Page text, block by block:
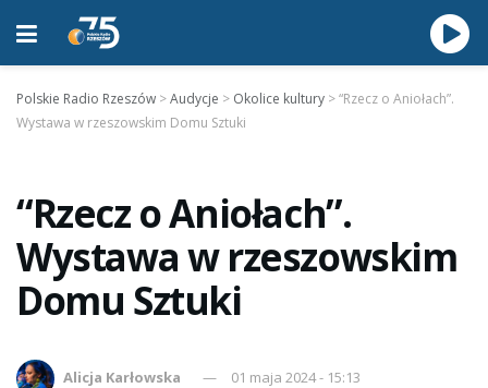
Polskie Radio Rzeszów >Audycje > Okolice kultury >“Rzecz o Aniołach”.
Wystawa w rzeszowskim Domu Sztuki
“Rzecz o Aniołach”.
Wystawa w rzeszowskim
Domu Sztuki
Alicja Karłowska
01 maja 2024 - 15:13